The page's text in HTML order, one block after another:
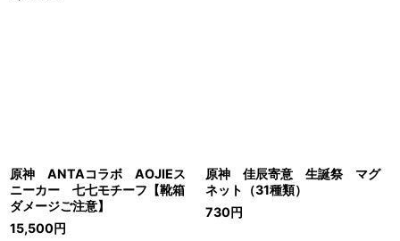
原神 ANTAコラボ AOJIEス
ニーカー 七七モチーフ【靴箱
ダメージご注意】
15,500円
原神 佳辰寄意 生誕祭 マグ
ネット（31種類）
730円